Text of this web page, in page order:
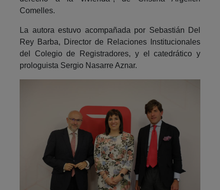
Comelles.
La autora estuvo acompañada por Sebastián Del
Rey Barba, Director de Relaciones Institucionales
del Colegio de Registradores, y el catedrático y
prologuista Sergio Nasarre Aznar.